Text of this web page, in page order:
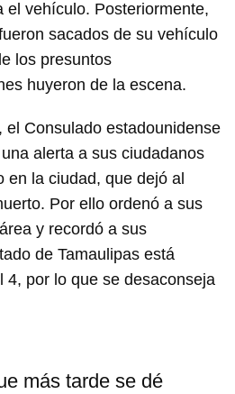
el vehículo. Posteriormente,
sacados de su vehículo
los presuntos
huyeron de la escena.
el Consulado estadounidense
alerta a sus ciudadanos
en la ciudad, que dejó al
Por ello ordenó a sus
y recordó a sus
de Tamaulipas está
4, por lo que se desaconseja
más tarde se dé